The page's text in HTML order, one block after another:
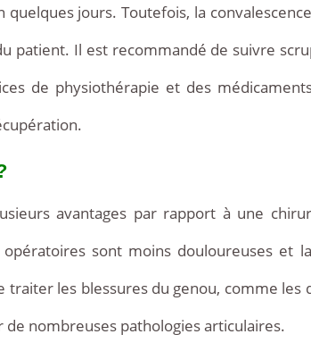
jours. Toutefois, la
patient. Il est recommandé de suivre
de physiothérapie et des
avantages par rapport à une
opératoires sont moins douloureuses
les blessures du genou, comme
nombreuses pathologies articulaires.